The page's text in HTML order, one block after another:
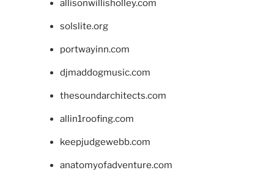
allisonwillisholley.com
solslite.org
portwayinn.com
djmaddogmusic.com
thesoundarchitects.com
allin1roofing.com
keepjudgewebb.com
anatomyofadventure.com